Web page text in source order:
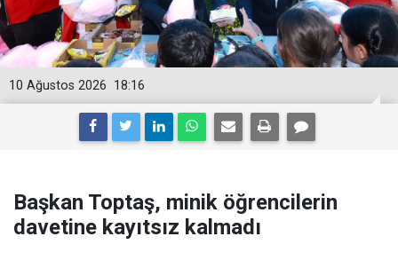
18:16
10 Ağustos 2026
Başkan Toptaş, minik öğrencilerin
davetine kayıtsız kalmadı